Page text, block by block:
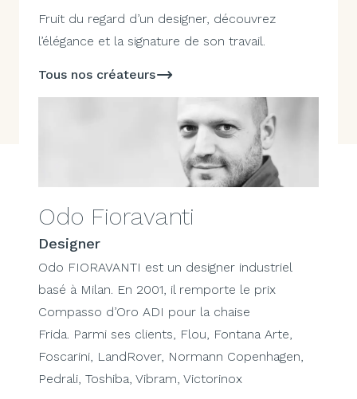
Fruit du regard d’un designer, découvrez
l’élégance et la signature de son travail.
Tous nos créateurs
Odo Fioravanti
Designer
Odo FIORAVANTI est un designer industriel
basé à Milan. En 2001, il remporte le prix
Compasso d’Oro ADI pour la chaise
Frida. Parmi ses clients, Flou, Fontana Arte,
Foscarini, LandRover, Normann Copenhagen,
Pedrali, Toshiba, Vibram, Victorinox